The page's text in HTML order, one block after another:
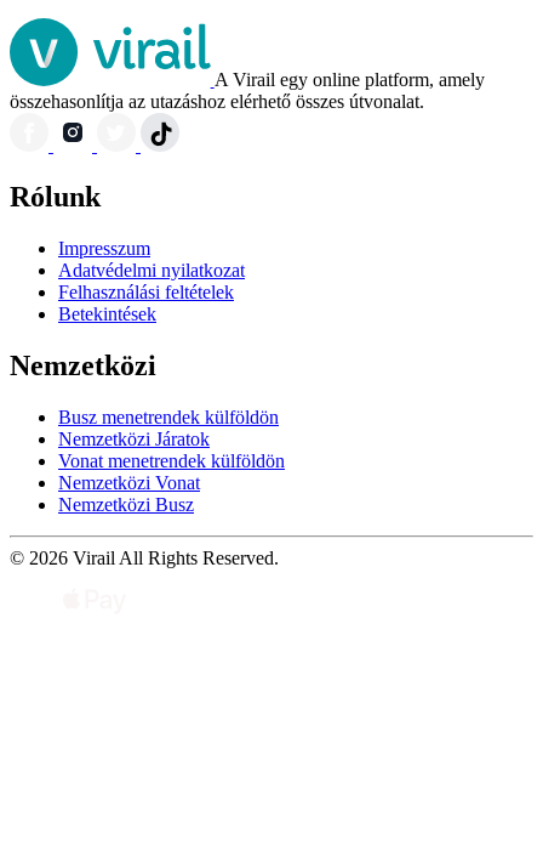
A Virail egy online platform, amely
összehasonlítja az utazáshoz elérhető összes útvonalat.
Rólunk
Impresszum
Adatvédelmi nyilatkozat
Felhasználási feltételek
Betekintések
Nemzetközi
Busz menetrendek külföldön
Nemzetközi Járatok
Vonat menetrendek külföldön
Nemzetközi Vonat
Nemzetközi Busz
© 2026 Virail All Rights Reserved.